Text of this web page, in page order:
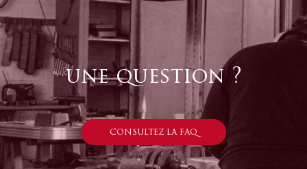
une question ?
CONSULTEZ LA FAQ